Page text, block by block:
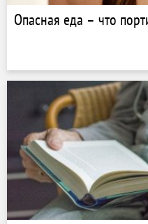
Опасная еда – что